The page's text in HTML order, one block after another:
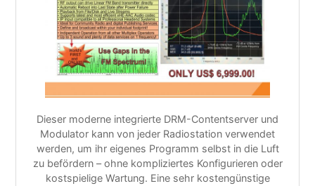
Dieser moderne integrierte DRM-Contentserver und
Modulator kann von jeder Radiostation verwendet
werden, um ihr eigenes Programm selbst in die Luft
zu befördern – ohne kompliziertes Konfigurieren oder
kostspielige Wartung. Eine sehr kostengünstige